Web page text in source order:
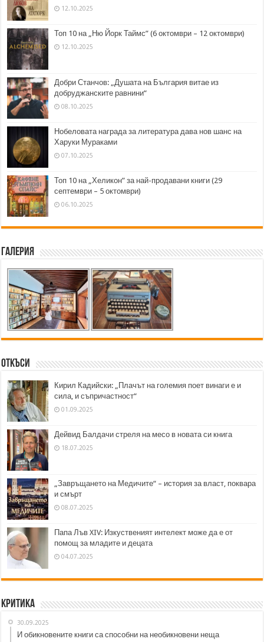
12.10.2025
Топ 10 на „Ню Йорк Таймс” (6 октомври – 12 октомври)
12.10.2025
Добри Станчов: „Душата на България витае из
добруджанските равнини“
08.10.2025
Нобеловата награда за литература дава нов шанс на
Харуки Мураками
07.10.2025
Топ 10 на „Хеликон” за най-продавани книги (29
септември – 5 октомври)
06.10.2025
Галерия
Откъси
Кирил Кадийски: „Плачът на големия поет винаги е и
сила, и съпричастност“
01.09.2025
Дейвид Балдачи стреля на месо в новата си книга
18.07.2025
„Завръщането на Медичите“ – история за власт, поквара
и смърт
08.07.2025
Папа Лъв XIV: Изкуственият интелект може да е от
помощ за младите и децата
04.07.2025
Критика
30.09.2025
И обикновените книги са способни на необикновени неща